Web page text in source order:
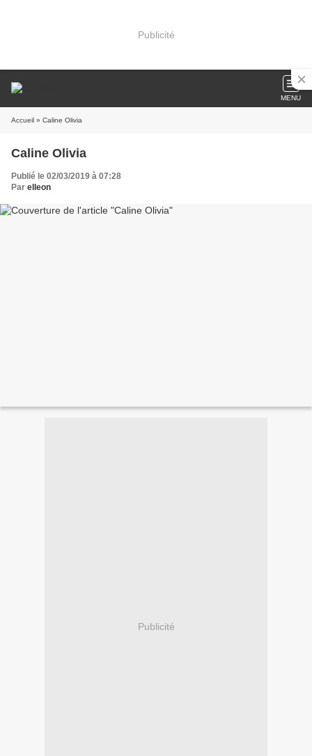
Publicité
MENU
Accueil » Caline Olivia
Caline Olivia
Publié le 02/03/2019 à 07:28
Par elleon
Publicité